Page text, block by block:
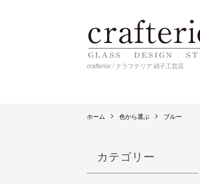
crafterior / クラフテリア 硝子工芸店
ホーム 色から選ぶ ブルー
カテゴリー